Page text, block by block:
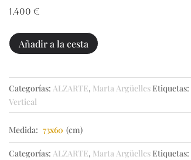
1.400 €
Psicodelia
cantidad
Añadir a la cesta
Categorías: ALZARTE, Marta Argüelles Etiquetas:
Vertical
Medida: 73x60 (cm)
Categorías: ALZARTE, Marta Argüelles Etiquetas: